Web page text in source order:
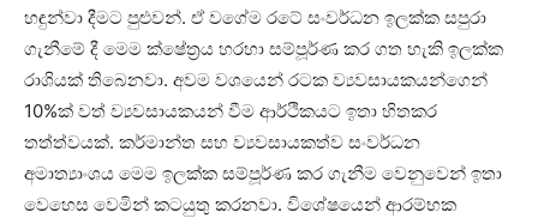
හඳුන්වා දීමට පුළුවන්. ඒ වගේම රටේ සංවර්ධන ඉලක්ක සපුරා
ගැනීමේ දී මෙම ක්ෂේත්‍රය හරහා සම්පූර්ණ කර ගත හැකි ඉලක්ක
රාශියක් තිබෙනවා. අවම වශයෙන් රටක ව්‍යවසායකයන්ගෙන්
10%ක් වත් ව්‍යවසායකයන් වීම ආර්ථිකයට ඉතා හිතකර
තත්ත්වයක්. කර්මාන්ත සහ ව්‍යවසායකත්ව සංවර්ධන
අමාත්‍යාංශය මෙම ඉලක්ක සම්පූර්ණ කර ගැනීම වෙනුවෙන් ඉතා
වෙහෙස වෙමින් කටයුතු කරනවා. විශේෂයෙන් ආරම්භක